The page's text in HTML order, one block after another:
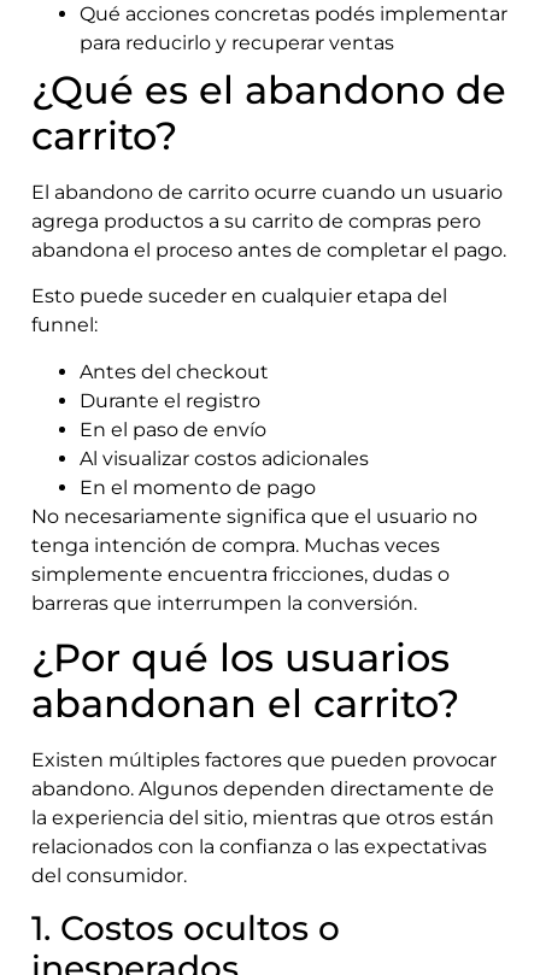
Qué acciones concretas podés implementar
para reducirlo y recuperar ventas
¿Qué es el abandono de
carrito?
El abandono de carrito ocurre cuando un usuario
agrega productos a su carrito de compras pero
abandona el proceso antes de completar el pago.
Esto puede suceder en cualquier etapa del
funnel:
Antes del checkout
Durante el registro
En el paso de envío
Al visualizar costos adicionales
En el momento de pago
No necesariamente significa que el usuario no
tenga intención de compra. Muchas veces
simplemente encuentra fricciones, dudas o
barreras que interrumpen la conversión.
¿Por qué los usuarios
abandonan el carrito?
Existen múltiples factores que pueden provocar
abandono. Algunos dependen directamente de
la experiencia del sitio, mientras que otros están
relacionados con la confianza o las expectativas
del consumidor.
1. Costos ocultos o